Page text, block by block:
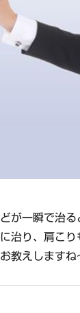
が一瞬で治
治り、肩こ
教えしますね